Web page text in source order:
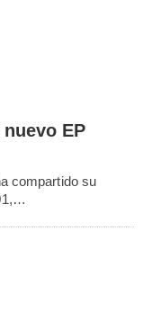
EP
compartido su